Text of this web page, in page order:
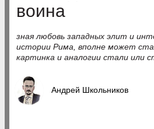
воина
зная любовь западных элит и
истории Рима, вполне может
картинка и аналогии стали или
Андрей Школьников